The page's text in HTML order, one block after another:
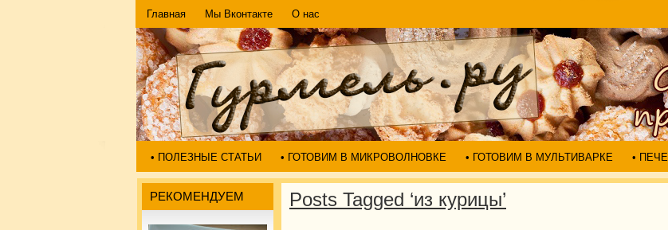
Главная Мы Вконтакте О нас
• ПОЛЕЗНЫЕ СТАТЬИ • ГОТОВИМ В МИКРОВОЛНОВКЕ • ГОТОВИМ В МУЛЬТИВАРКЕ •
РЕКОМЕНДУЕМ
Posts Tagged ‘из курицы’